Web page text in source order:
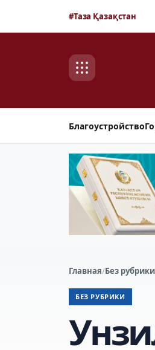
#Таза Қазақстан
Благоустройство
Главная/Без рубрики
БЕЗ РУБРИКИ